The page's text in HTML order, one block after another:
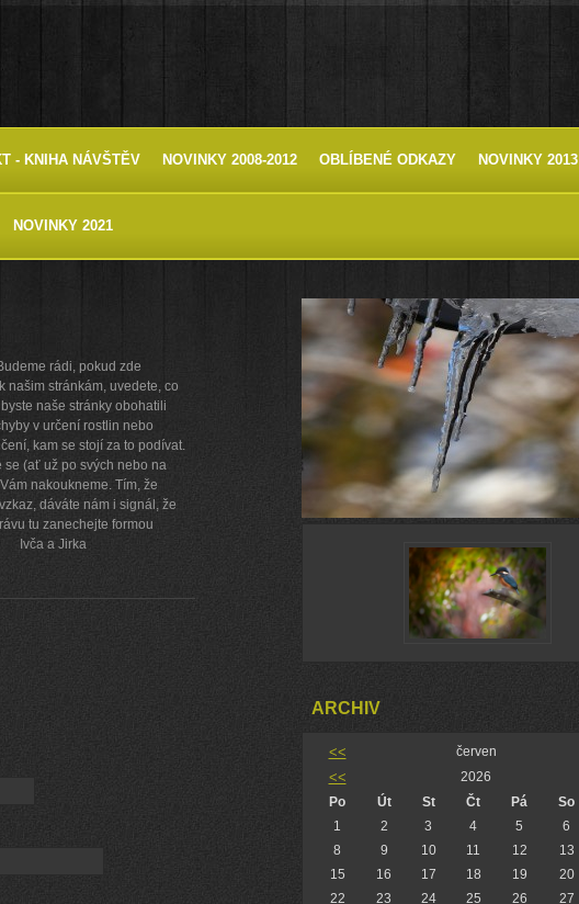
- KNIHA NÁVŠTĚV NOVINKY 2008-2012 OBLÍBENÉ ODKAZY NOVINKY 2013
NOVINKY 2021
rádi, pokud zde
našim stránkám, uvedete, co
naše stránky obohatili
v určení rostlin nebo
kam se stojí za to podívat.
se (ať už po svých nebo na
nakoukneme. Tím, že
dáváte nám i signál, že
tu zanechejte formou
a Jirka
ARCHIV
<< červen
<< 2026
Po
Út St Čt Pá So
1
2 3 4 5 6
8
9 10 11 12 13
15
16 17 18 19 20
22
23 24 25 26 27